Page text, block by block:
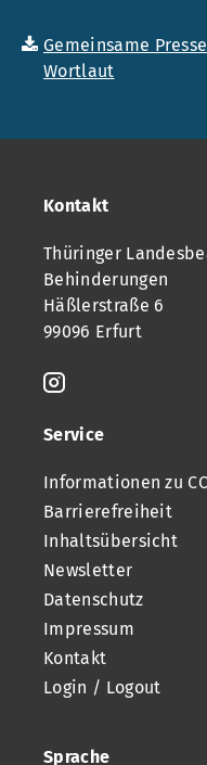
Gemeinsame
Wortlaut
Kontakt
Thüringer
Behinderungen
Häßlerstraße 6
99096 Erfurt
Service
Informationen zu
Barrierefreiheit
Inhaltsübersicht
Newsletter
Datenschutz
Impressum
Kontakt
Login / Logout
Sprache